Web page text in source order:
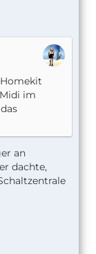
im
an
dachte,